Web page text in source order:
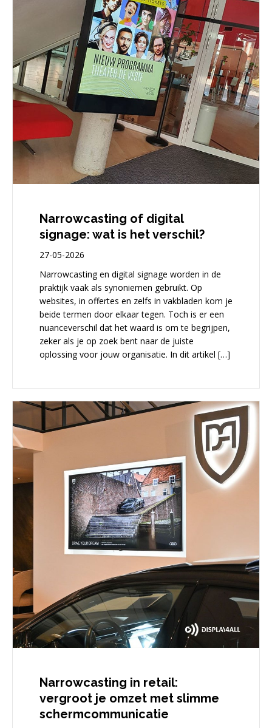
Narrowcasting of digital
signage: wat is het verschil?
27-05-2026
Narrowcasting en digital signage worden in de
praktijk vaak als synoniemen gebruikt. Op
websites, in offertes en zelfs in vakbladen kom je
beide termen door elkaar tegen. Toch is er een
nuanceverschil dat het waard is om te begrijpen,
zeker als je op zoek bent naar de juiste
oplossing voor jouw organisatie. In dit artikel […]
Narrowcasting in retail:
vergroot je omzet met slimme
schermcommunicatie